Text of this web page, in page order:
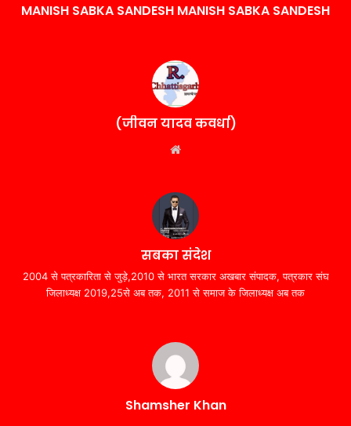
MANISH SABKA SANDESH MANISH SABKA SANDESH
(जीवन यादव कवर्धा)
सबका संदेश
2004 से पत्रकारिता से जुड़े,2010 से भारत सरकार अखबार संपादक, पत्रकार संघ
जिलाध्यक्ष 2019,25से अब तक, 2011 से समाज के जिलाध्यक्ष अब तक
Shamsher Khan